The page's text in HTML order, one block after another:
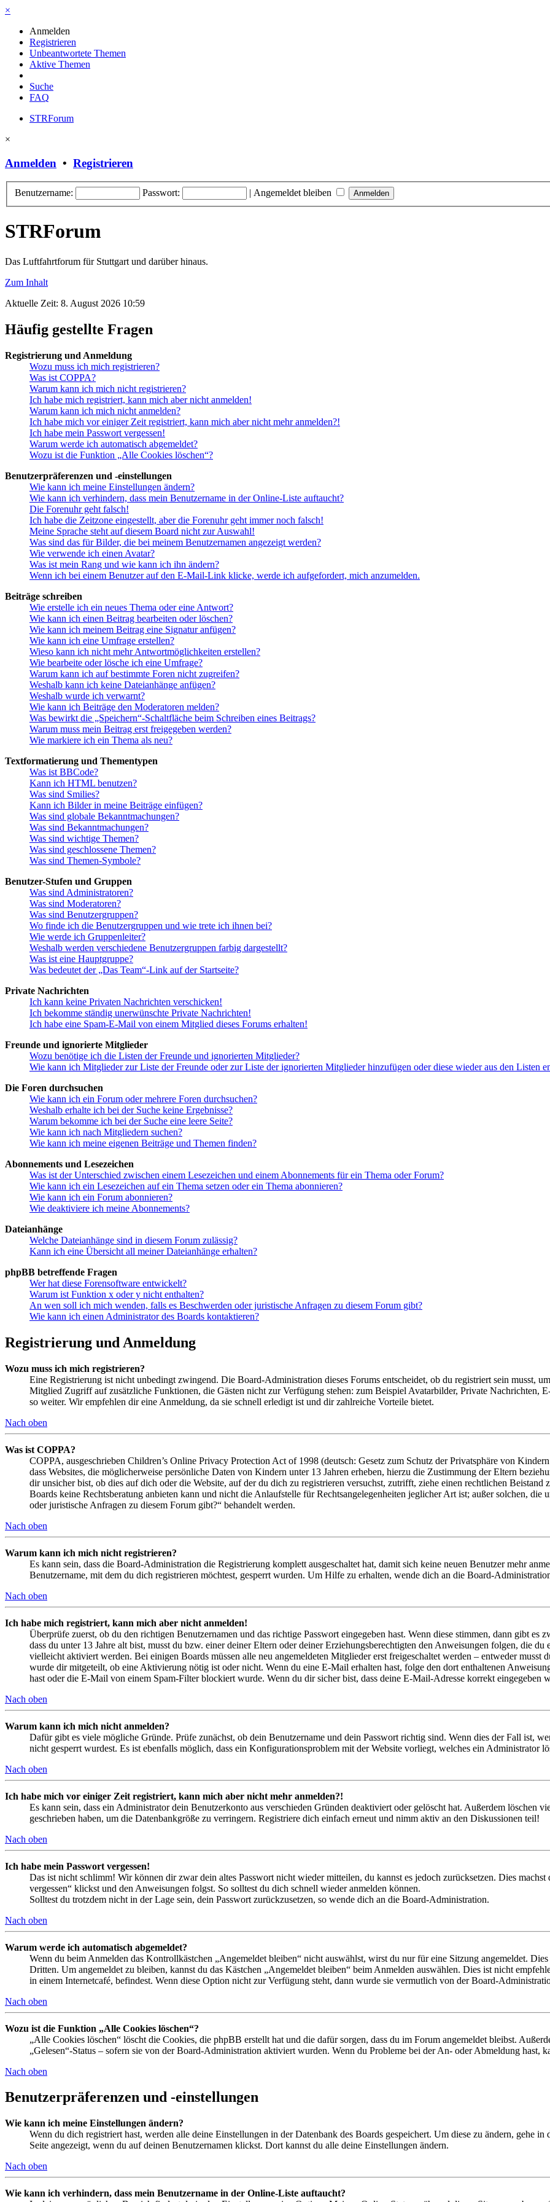
×
Anmelden
Registrieren
Unbeantwortete Themen
Aktive Themen
Suche
FAQ
STRForum
×
Anmelden • Registrieren
Benutzername: Passwort: | Angemeldet bleiben
STRForum
Das Luftfahrtforum für Stuttgart und darüber hinaus.
Zum Inhalt
Aktuelle Zeit: 8. August 2026 10:59
Häufig gestellte Fragen
Registrierung und Anmeldung
Wozu muss ich mich registrieren?
Was ist COPPA?
Warum kann ich mich nicht registrieren?
Ich habe mich registriert, kann mich aber nicht anmelden!
Warum kann ich mich nicht anmelden?
Ich habe mich vor einiger Zeit registriert, kann mich aber nicht mehr anmelden?!
Ich habe mein Passwort vergessen!
Warum werde ich automatisch abgemeldet?
Wozu ist die Funktion „Alle Cookies löschen“?
Benutzerpräferenzen und -einstellungen
Wie kann ich meine Einstellungen ändern?
Wie kann ich verhindern, dass mein Benutzername in der Online-Liste auftaucht?
Die Forenuhr geht falsch!
Ich habe die Zeitzone eingestellt, aber die Forenuhr geht immer noch falsch!
Meine Sprache steht auf diesem Board nicht zur Auswahl!
Was sind das für Bilder, die bei meinem Benutzernamen angezeigt werden?
Wie verwende ich einen Avatar?
Was ist mein Rang und wie kann ich ihn ändern?
Wenn ich bei einem Benutzer auf den E-Mail-Link klicke, werde ich aufgefordert, mich anzumelden.
Beiträge schreiben
Wie erstelle ich ein neues Thema oder eine Antwort?
Wie kann ich einen Beitrag bearbeiten oder löschen?
Wie kann ich meinem Beitrag eine Signatur anfügen?
Wie kann ich eine Umfrage erstellen?
Wieso kann ich nicht mehr Antwortmöglichkeiten erstellen?
Wie bearbeite oder lösche ich eine Umfrage?
Warum kann ich auf bestimmte Foren nicht zugreifen?
Weshalb kann ich keine Dateianhänge anfügen?
Weshalb wurde ich verwarnt?
Wie kann ich Beiträge den Moderatoren melden?
Was bewirkt die „Speichern“-Schaltfläche beim Schreiben eines Beitrags?
Warum muss mein Beitrag erst freigegeben werden?
Wie markiere ich ein Thema als neu?
Textformatierung und Thementypen
Was ist BBCode?
Kann ich HTML benutzen?
Was sind Smilies?
Kann ich Bilder in meine Beiträge einfügen?
Was sind globale Bekanntmachungen?
Was sind Bekanntmachungen?
Was sind wichtige Themen?
Was sind geschlossene Themen?
Was sind Themen-Symbole?
Benutzer-Stufen und Gruppen
Was sind Administratoren?
Was sind Moderatoren?
Was sind Benutzergruppen?
Wo finde ich die Benutzergruppen und wie trete ich ihnen bei?
Wie werde ich Gruppenleiter?
Weshalb werden verschiedene Benutzergruppen farbig dargestellt?
Was ist eine Hauptgruppe?
Was bedeutet der „Das Team“-Link auf der Startseite?
Private Nachrichten
Ich kann keine Privaten Nachrichten verschicken!
Ich bekomme ständig unerwünschte Private Nachrichten!
Ich habe eine Spam-E-Mail von einem Mitglied dieses Forums erhalten!
Freunde und ignorierte Mitglieder
Wozu benötige ich die Listen der Freunde und ignorierten Mitglieder?
Wie kann ich Mitglieder zur Liste der Freunde oder zur Liste der ignorierten Mitglieder hinzufügen oder diese wieder aus den Listen
Die Foren durchsuchen
Wie kann ich ein Forum oder mehrere Foren durchsuchen?
Weshalb erhalte ich bei der Suche keine Ergebnisse?
Warum bekomme ich bei der Suche eine leere Seite?
Wie kann ich nach Mitgliedern suchen?
Wie kann ich meine eigenen Beiträge und Themen finden?
Abonnements und Lesezeichen
Was ist der Unterschied zwischen einem Lesezeichen und einem Abonnements für ein Thema oder Forum?
Wie kann ich ein Lesezeichen auf ein Thema setzen oder ein Thema abonnieren?
Wie kann ich ein Forum abonnieren?
Wie deaktiviere ich meine Abonnements?
Dateianhänge
Welche Dateianhänge sind in diesem Forum zulässig?
Kann ich eine Übersicht all meiner Dateianhänge erhalten?
phpBB betreffende Fragen
Wer hat diese Forensoftware entwickelt?
Warum ist Funktion x oder y nicht enthalten?
An wen soll ich mich wenden, falls es Beschwerden oder juristische Anfragen zu diesem Forum gibt?
Wie kann ich einen Administrator des Boards kontaktieren?
Registrierung und Anmeldung
Wozu muss ich mich registrieren?
Eine Registrierung ist nicht unbedingt zwingend. Die Board-Administration dieses Forums entscheidet, ob du registriert sein musst,
Mitglied Zugriff auf zusätzliche Funktionen, die Gästen nicht zur Verfügung stehen: zum Beispiel Avatarbilder, Private Nachrichten,
so weiter. Wir empfehlen dir eine Anmeldung, da sie schnell erledigt ist und dir zahlreiche Vorteile bietet.
Nach oben
Was ist COPPA?
COPPA, ausgeschrieben Children’s Online Privacy Protection Act of 1998 (deutsch: Gesetz zum Schutz der Privatsphäre von
dass Websites, die möglicherweise persönliche Daten von Kindern unter 13 Jahren erheben, hierzu die Zustimmung der Eltern
dir unsicher bist, ob dies auf dich oder die Website, auf der du dich zu registrieren versuchst, zutrifft, ziehe einen rechtlichen
Boards keine Rechtsberatung anbieten kann und nicht die Anlaufstelle für Rechtsangelegenheiten jeglicher Art ist; außer solchen,
oder juristische Anfragen zu diesem Forum gibt?“ behandelt werden.
Nach oben
Warum kann ich mich nicht registrieren?
Es kann sein, dass die Board-Administration die Registrierung komplett ausgeschaltet hat, damit sich keine neuen Benutzer mehr
Benutzername, mit dem du dich registrieren möchtest, gesperrt wurden. Um Hilfe zu erhalten, wende dich an die Board-
Nach oben
Ich habe mich registriert, kann mich aber nicht anmelden!
Überprüfe zuerst, ob du den richtigen Benutzernamen und das richtige Passwort eingegeben hast. Wenn diese stimmen, dann gibt es
dass du unter 13 Jahre alt bist, musst du bzw. einer deiner Eltern oder deiner Erziehungsberechtigten den Anweisungen folgen, die
vielleicht aktiviert werden. Bei einigen Boards müssen alle neu angemeldeten Mitglieder erst freigeschaltet werden – entweder musst
wurde dir mitgeteilt, ob eine Aktivierung nötig ist oder nicht. Wenn du eine E-Mail erhalten hast, folge den dort enthaltenen
hast oder die E-Mail von einem Spam-Filter blockiert wurde. Wenn du dir sicher bist, dass deine E-Mail-Adresse korrekt eingegeben
Nach oben
Warum kann ich mich nicht anmelden?
Dafür gibt es viele mögliche Gründe. Prüfe zunächst, ob dein Benutzername und dein Passwort richtig sind. Wenn dies der Fall ist,
nicht gesperrt wurdest. Es ist ebenfalls möglich, dass ein Konfigurationsproblem mit der Website vorliegt, welches ein Administrator
Nach oben
Ich habe mich vor einiger Zeit registriert, kann mich aber nicht mehr anmelden?!
Es kann sein, dass ein Administrator dein Benutzerkonto aus verschieden Gründen deaktiviert oder gelöscht hat. Außerdem löschen
geschrieben haben, um die Datenbankgröße zu verringern. Registriere dich einfach erneut und nimm aktiv an den Diskussionen teil!
Nach oben
Ich habe mein Passwort vergessen!
Das ist nicht schlimm! Wir können dir zwar dein altes Passwort nicht wieder mitteilen, du kannst es jedoch zurücksetzen. Dies
vergessen“ klickst und den Anweisungen folgst. So solltest du dich schnell wieder anmelden können.
Solltest du trotzdem nicht in der Lage sein, dein Passwort zurückzusetzen, so wende dich an die Board-Administration.
Nach oben
Warum werde ich automatisch abgemeldet?
Wenn du beim Anmelden das Kontrollkästchen „Angemeldet bleiben“ nicht auswählst, wirst du nur für eine Sitzung angemeldet.
Dritten. Um angemeldet zu bleiben, kannst du das Kästchen „Angemeldet bleiben“ beim Anmelden auswählen. Dies ist nicht
in einem Internetcafé, befindest. Wenn diese Option nicht zur Verfügung steht, dann wurde sie vermutlich von der Board-
Nach oben
Wozu ist die Funktion „Alle Cookies löschen“?
„Alle Cookies löschen“ löscht die Cookies, die phpBB erstellt hat und die dafür sorgen, dass du im Forum angemeldet bleibst.
„Gelesen“-Status – sofern sie von der Board-Administration aktiviert wurden. Wenn du Probleme bei der An- oder Abmeldung hast,
Nach oben
Benutzerpräferenzen und -einstellungen
Wie kann ich meine Einstellungen ändern?
Wenn du dich registriert hast, werden alle deine Einstellungen in der Datenbank des Boards gespeichert. Um diese zu ändern, gehe
Seite angezeigt, wenn du auf deinen Benutzernamen klickst. Dort kannst du alle deine Einstellungen ändern.
Nach oben
Wie kann ich verhindern, dass mein Benutzername in der Online-Liste auftaucht?